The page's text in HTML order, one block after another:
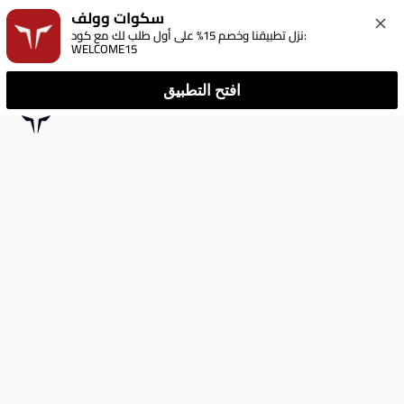
سكوات وولف
نزل تطبيقنا وخصم 15% على أول طلب لك مع كود:
WELCOME15
افتح التطبيق